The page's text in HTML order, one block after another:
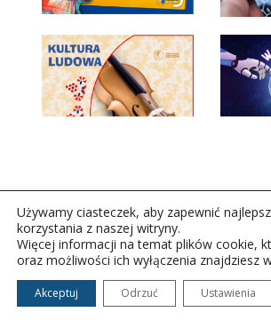
Copyright © 2026Polskie Radio Rzeszów
Wszelkie prawa zastrzeżone.
Używamy ciasteczek, aby zapewnić
korzystania z naszej witryny.
Więcej informacji na temat plików cookie,
oraz możliwości ich wyłączenia znajdziesz
Akceptuj Odrzuć Ustawienia